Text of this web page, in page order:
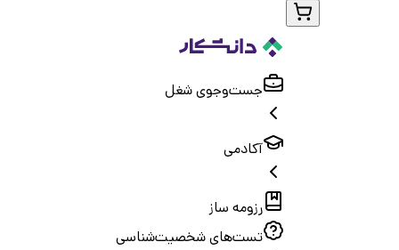
جست‌و‌جوی شغل
آکادمی
رزومه ساز
تست‌های شخصیت‌شناسی